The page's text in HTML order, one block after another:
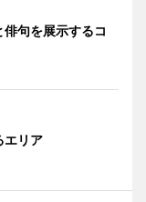
句を展示するコ
エリア